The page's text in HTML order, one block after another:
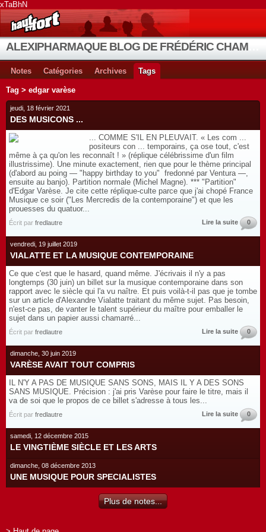
xTaBhN
Notes Catégories Archives Tags
Tag > edgar varèse
jeudi, 18 février 2021
DES MUSICONS ...
... COMME S'IL EN PLEUVAIT. « Les com ...
positeurs con ... temporains, ça ose tout, c'est
même à ça qu'on les reconnaît ! » (réplique célébrissime d'un film
illustrissime). Une minute exactement, rien que pour le thème principal
(d'abord au poing — "happy birthday to you" fredonné par Ventura —,
ensuite au banjo). Partition normale (Michel Magne). *** "Partition"
d'Edgar Varèse. Je cite cette réplique-culte parce que j'ai chopé France
Musique ce soir ("Les Mercredis de la contemporaine") et que les
prouesses du quatuor...
Écrit par fredlautre Lire la suite 0
vendredi, 19 juillet 2019
VIALATTE ET LA MUSIQUE CONTEMPORAINE
Ce que c'est que le hasard, quand même. J'écrivais il n'y a pas
longtemps (30 juin) un billet sur la musique contemporaine dans son
rapport avec le siècle qui l'a vu naître. Et puis voilà-t-il pas que je tombe
sur un article d'Alexandre Vialatte traitant du même sujet. Pas besoin,
n'est-ce pas, de vanter le talent supérieur du maître pour emballer le
sujet dans un papier aussi chamarré...
Écrit par fredlautre Lire la suite 0
dimanche, 30 juin 2019
VARÈSE AVAIT TOUT COMPRIS
IL N'Y A PAS DE MUSIQUE SANS SONS, MAIS IL Y A DES SONS
SANS MUSIQUE. Précision : j'ai pris Varèse pour faire le titre, mais il
va de soi que le propos de ce billet s'adresse à tous les...
Écrit par fredlautre Lire la suite 0
samedi, 12 décembre 2015
LE VINGTIÈME SIÈCLE ET LES ARTS
dimanche, 08 décembre 2013
UNE MUSIQUE POUR SPECIALISTES
Plus de notes...